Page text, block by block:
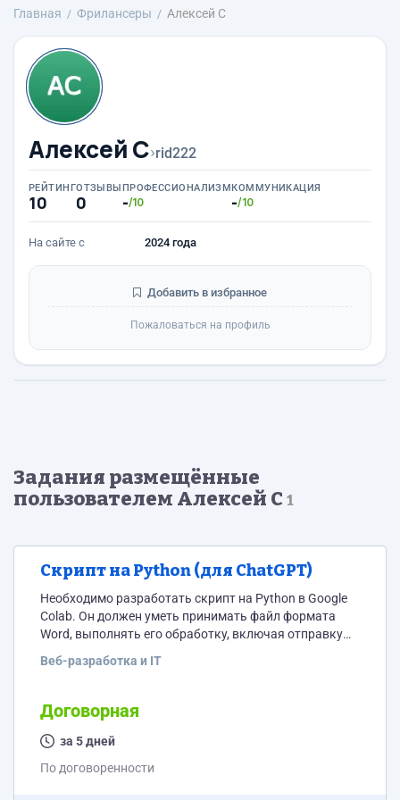
Главная Фрилансеры Алексей С
Алексей С›rid222
РЕЙТИНГ
10
ОТЗЫВЫ
0
ПРОФЕССИОНАЛИЗМ
-/10
КОММУНИКАЦИЯ
-/10
На сайте с 2024 года
Добавить в избранное
Пожаловаться на профиль
Задания размещённые
пользователем Алексей С 1
Скрипт на Python (для ChatGPT)
Необходимо разработать скрипт на Python в Google
Colab. Он должен уметь принимать файл формата
Word, выполнять его обработку, включая отправку
формировать новый файл Word. Я предоставлю API-
сокращать текст и сходного документа.
Веб-разработка и IT
Договорная
за 5 дней
По договоренности